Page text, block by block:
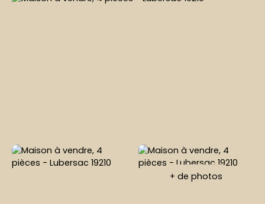
+ de photos